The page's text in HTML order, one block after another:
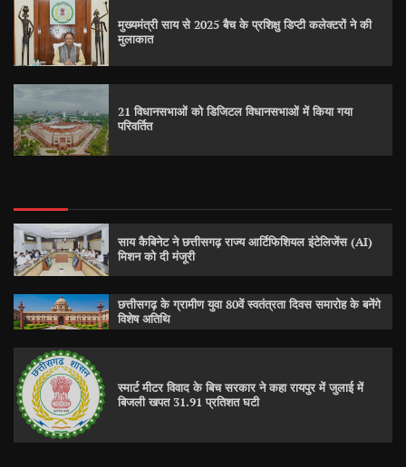
मुख्यमंत्री साय से 2025 बैच के प्रशिक्षु डिप्टी कलेक्टरों ने की
मुलाकात
21 विधानसभाओं को डिजिटल विधानसभाओं में किया गया
परिवर्तित
साय कैबिनेट ने छत्तीसगढ़ राज्य आर्टिफिशियल इंटेलिजेंस (AI)
मिशन को दी मंजूरी
छत्तीसगढ़ के ग्रामीण युवा 80वें स्वतंत्रता दिवस समारोह के बनेंगे
विशेष अतिथि
स्मार्ट मीटर विवाद के बिच सरकार ने कहा रायपुर में जुलाई में
बिजली खपत 31.91 प्रतिशत घटी